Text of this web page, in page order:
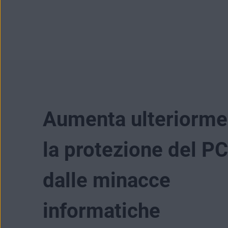
Aumenta
la protezione del PC
dalle minacce
informatiche